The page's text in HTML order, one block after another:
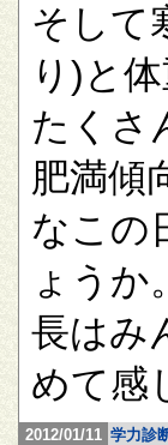
そして
り)と
たくさ
肥満傾
なこの
ょうか
長はみ
めて感
2012/01/11 学力診